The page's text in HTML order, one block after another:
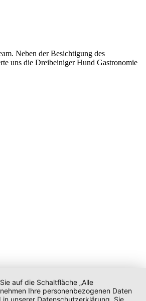
Neben der Besichtigung des
uns die Dreibeiniger Hund Gastronomie
auf die Schaltfläche „Alle
Ihre personenbezogenen Daten
unserer Datenschutzerklärung. Sie